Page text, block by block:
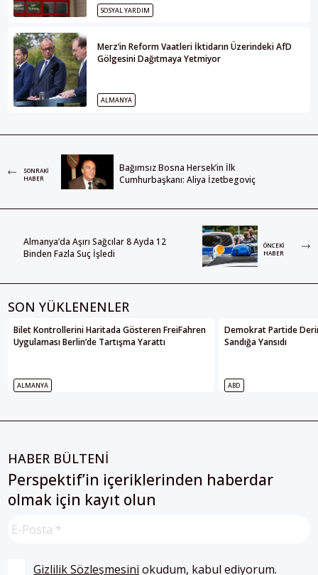
SOSYAL YARDIM
Merz’in Reform Vaatleri İktidarın Üzerindeki AfD
Gölgesini Dağıtmaya Yetmiyor
ALMANYA
SONRAKI
HABER
Bağımsız Bosna Hersek’in İlk
Cumhurbaşkanı: Aliya İzetbegoviç
Almanya’da Aşırı Sağcılar 8 Ayda 12
Binden Fazla Suç İşledi
ÖNCEKI
HABER
SON YÜKLENENLER
Bilet Kontrollerini Haritada Gösteren FreiFahren
Uygulaması Berlin’de Tartışma Yarattı
ALMANYA
Demokrat Partide
Sandığa Yansıdı
ABD
HABER BÜLTENİ
Perspektif’in içeriklerinden haberdar
olmak için kayıt olun
Gizlilik Sözleşmesini okudum, kabul ediyorum.